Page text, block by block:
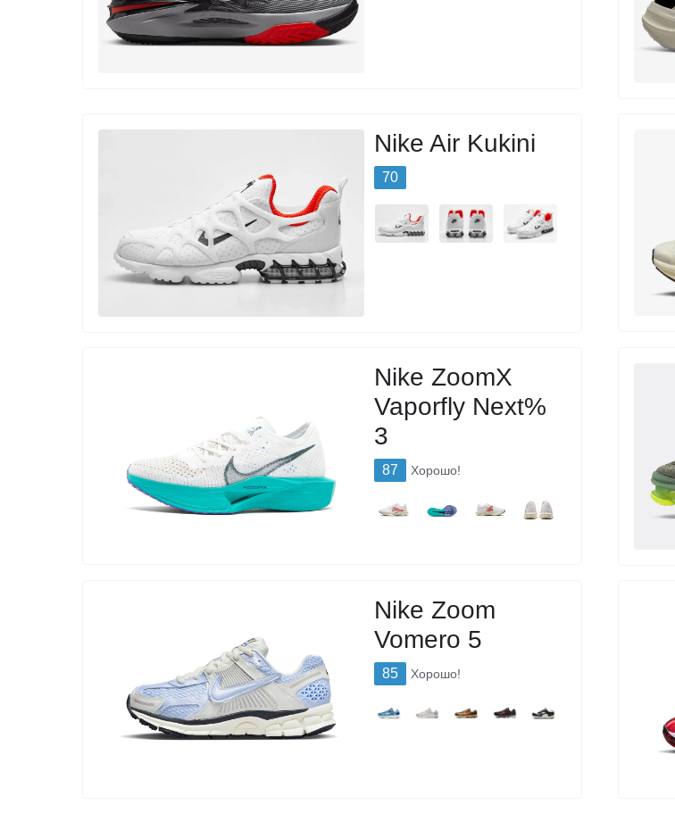
Nike Air Kukini
70
Nike ZoomX
Vaporfly Next%
3
87 Хорошо!
Nike Zoom
Vomero 5
85 Хорошо!